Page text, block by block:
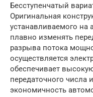
Бесступенчатый
Оригинальная
устанавливаемого на
плавно изменять
разрыва потока
осуществляется
обеспечивает
передаточного
экономичность